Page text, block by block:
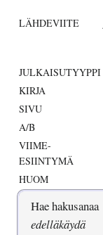
LÄHDEVIITE
JULKAISUTYYPPI
KIRJA
SIVU
A/B
VIIME-
ESIINTYMÄ
HUOM
Hae hakusanaa
edelläkäydä